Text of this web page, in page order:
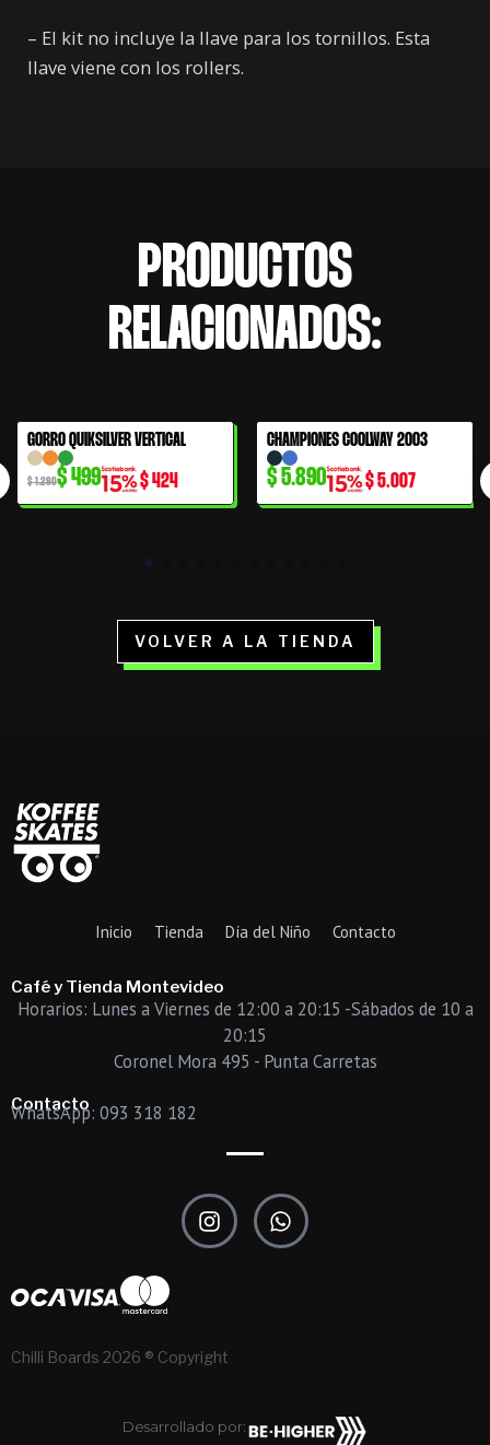
– El kit no incluye la llave para los tornillos. Esta
llave viene con los rollers.
PRODUCTOS
RELACIONADOS:
61% OFF
GORRO QUIKSILVER VERTICAL
$1.290
El
precio
original
era:
$499
El
precio
actual
es:
$424
CHAMPIONES COOLWAY 2003
$5.890 $5.007
VOLVER A LA TIENDA
Inicio Tienda Día del Niño Contacto
Café y Tienda Montevideo
Horarios: Lunes a Viernes de 12:00 a 20:15 -Sábados de 10 a
20:15
Coronel Mora 495 - Punta Carretas
Contacto
WhatsApp: 093 318 182
Chilli Boards 2026 ® Copyright
I
n
s
a
W
h
a
Desarrollado por: